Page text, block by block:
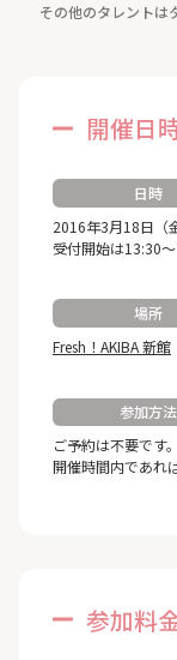
その他のタレントは
開催日
日時
2016年3月18日（
受付開始は13:30～
場所
Fresh！AKIBA 新館
参加方法
ご予約は不要です
開催時間内であれ
参加料